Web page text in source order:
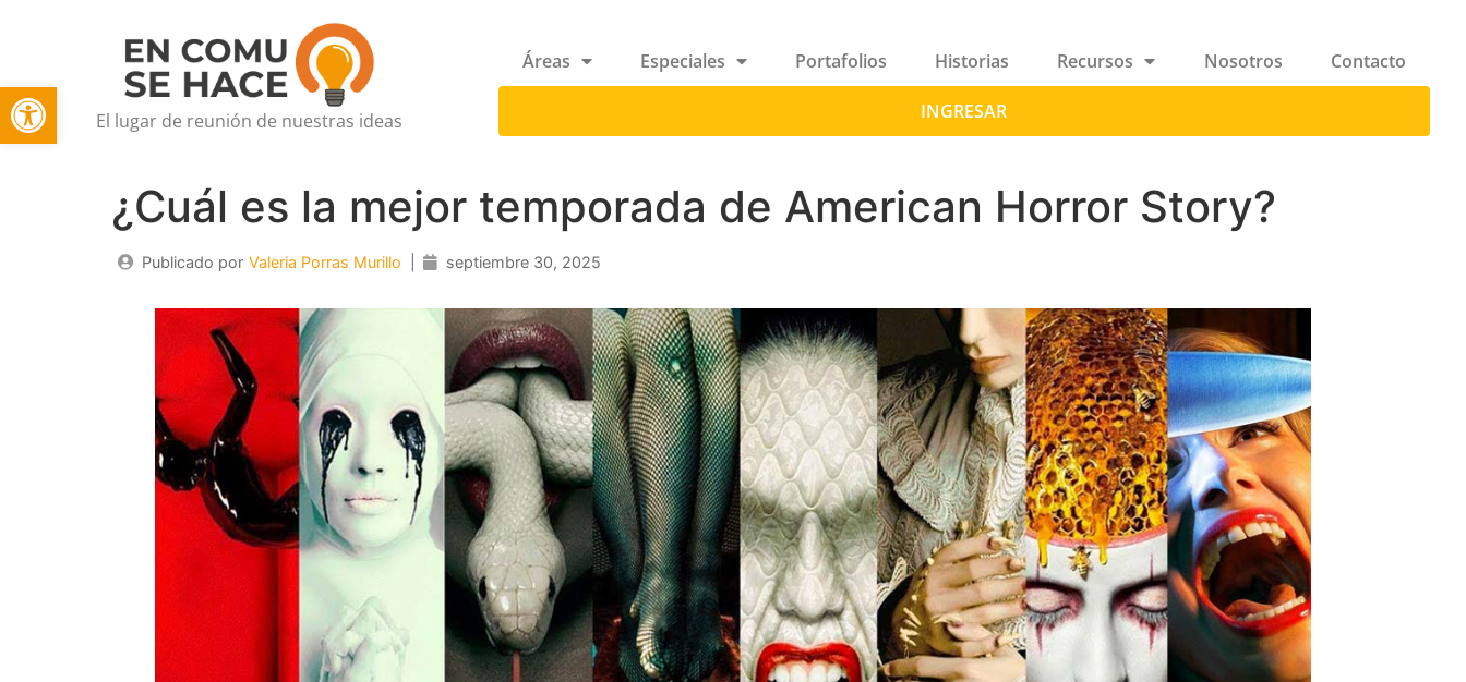
Open toolbar
El lugar de reunión de nuestras ideas
Áreas Especiales Portafolios Historias Recursos Nosotros Contacto
INGRESAR
¿Cuál es la mejor temporada de American Horror Story?
Publicado por Valeria Porras Murillo septiembre 30, 2025